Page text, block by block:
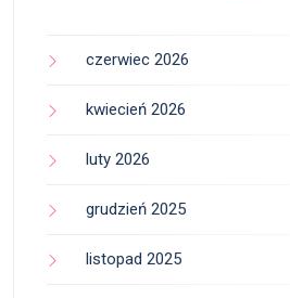
czerwiec 2026
kwiecień 2026
luty 2026
grudzień 2025
listopad 2025